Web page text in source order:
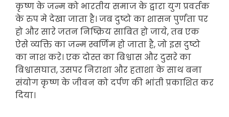
कृष्ण के जन्म को भारतीय समाज के द्वारा युग प्रवर्तक
के रुप मे देखा जाता है। जब दुष्टो का शासन पुर्णता पर
हो और सारे जतन निष्क्रिय साबित हो जाये, तब एक
ऐसे व्यक्ति का जन्म स्वर्णिम हो जाता है, जो इस दुष्टो
का नाश करे। एक दोस्त का बिश्वास और दुसरे का
बिश्वासघात, उसपर निराशा और हताशा के साथ बना
संयोग कृष्ण के जीवन को दर्पण की भांती प्रकाशित कर
दिया।